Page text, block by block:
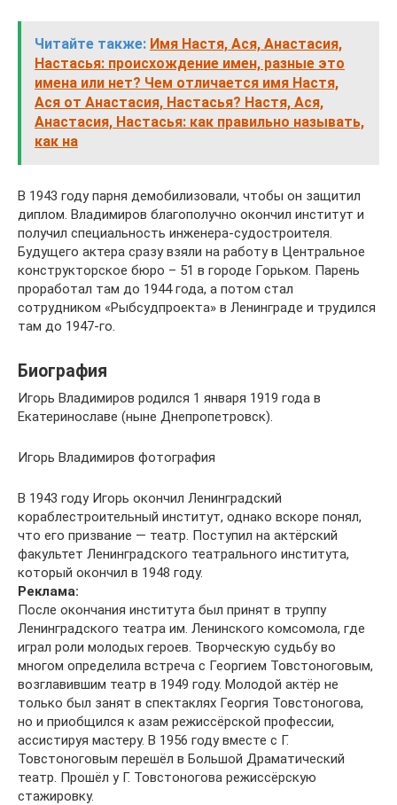
Читайте также: Имя Настя, Ася, Анастасия,
Настасья: происхождение имен, разные это
имена или нет? Чем отличается имя Настя,
Ася от Анастасия, Настасья? Настя, Ася,
Анастасия, Настасья: как правильно называть,
как на
В 1943 году парня демобилизовали, чтобы он защитил
диплом. Владимиров благополучно окончил институт и
получил специальность инженера-судостроителя.
Будущего актера сразу взяли на работу в Центральное
конструкторское бюро – 51 в городе Горьком. Парень
проработал там до 1944 года, а потом стал
сотрудником «Рыбсудпроекта» в Ленинграде и трудился
там до 1947-го.
Биография
Игорь Владимиров родился 1 января 1919 года в
Екатеринославе (ныне Днепропетровск).
Игорь Владимиров фотография
В 1943 году Игорь окончил Ленинградский
кораблестроительный институт, однако вскоре понял,
что его призвание — театр. Поступил на актёрский
факультет Ленинградского театрального института,
который окончил в 1948 году.
Реклама:
После окончания института был принят в труппу
Ленинградского театра им. Ленинского комсомола, где
играл роли молодых героев. Творческую судьбу во
многом определила встреча с Георгием Товстоноговым,
возглавившим театр в 1949 году. Молодой актёр не
только был занят в спектаклях Георгия Товстоногова,
но и приобщился к азам режиссёрской профессии,
ассистируя мастеру. В 1956 году вместе с Г.
Товстоноговым перешёл в Большой Драматический
театр. Прошёл у Г. Товстоногова режиссёрскую
стажировку.